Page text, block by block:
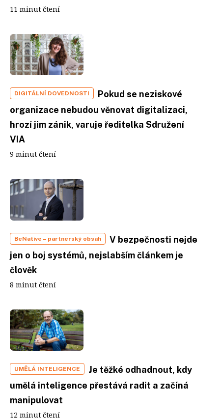
11 minut čtení
DIGITÁLNÍ DOVEDNOSTI
Pokud se neziskové
organizace nebudou věnovat digitalizaci,
hrozí jim zánik, varuje ředitelka Sdružení
VIA
9 minut čtení
BeNative – partnerský obsah
V bezpečnosti nejde
jen o boj systémů, nejslabším článkem je
člověk
8 minut čtení
UMĚLÁ INTELIGENCE
Je těžké odhadnout, kdy
umělá inteligence přestává radit a začíná
manipulovat
12 minut čtení